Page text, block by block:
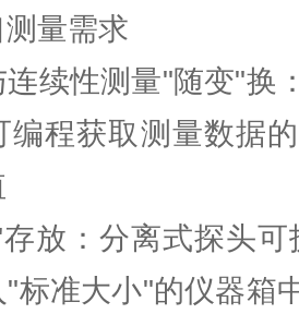
量需求
续性测量"随变"换
编程获取测量数据
放：分离式探头
标准大小"的仪器箱